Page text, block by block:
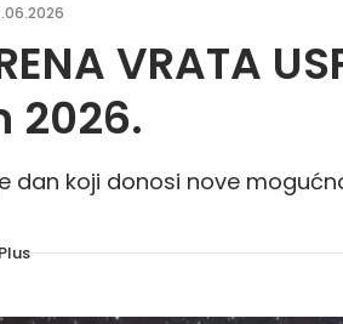
VRATA
2026.
dan koji donosi nove